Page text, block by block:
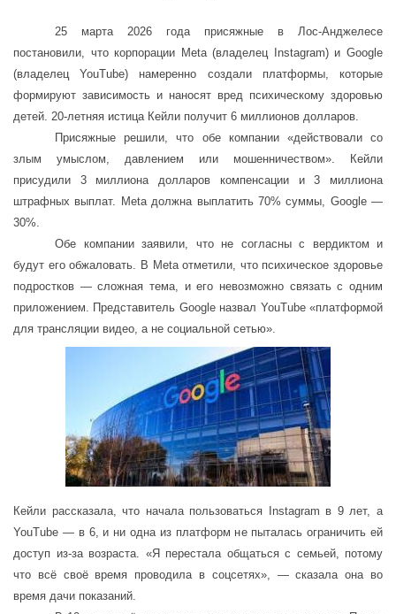
25 марта 2026 года присяжные в Лос-Анджелесе
постановили, что корпорации Meta (владелец Instagram) и Google
(владелец YouTube) намеренно создали платформы, которые
формируют зависимость и наносят вред психическому здоровью
детей. 20-летняя истица Кейли получит 6 миллионов долларов.
Присяжные решили, что обе компании «действовали со
злым умыслом, давлением или мошенничеством». Кейли
присудили 3 миллиона долларов компенсации и 3 миллиона
штрафных выплат. Meta должна выплатить 70% суммы, Google —
30%.
Обе компании заявили, что не согласны с вердиктом и
будут его обжаловать. В Meta отметили, что психическое здоровье
подростков — сложная тема, и его невозможно связать с одним
приложением. Представитель Google назвал YouTube «платформой
для трансляции видео, а не социальной сетью».
Кейли рассказала, что начала пользоваться Instagram в 9 лет, а
YouTube — в 6, и ни одна из платформ не пыталась ограничить ей
доступ из-за возраста. «Я перестала общаться с семьей, потому
что всё своё время проводила в соцсетях», — сказала она во
время дачи показаний.